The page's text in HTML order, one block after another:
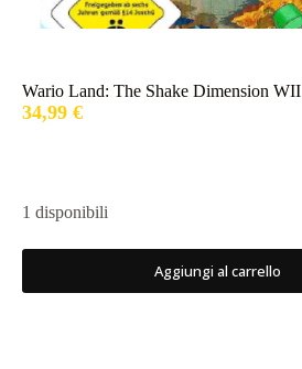
Wario Land: The Shake Dimension WII
34,99 €
1 disponibili
Aggiungi al carrello